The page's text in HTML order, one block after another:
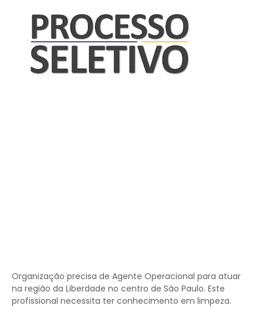
Organização precisa de Agente Operacional para atuar
na região da Liberdade no centro de São Paulo. Este
profissional necessita ter conhecimento em limpeza.